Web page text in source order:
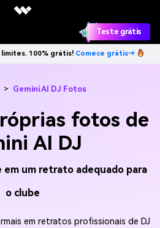
Teste grátis
limites. 100% grátis! Comece grátis→
> Gemini AI DJ Fotos
fotos de
AI DJ
em um retrato adequado para
o clube
em retratos profissionais de DJ